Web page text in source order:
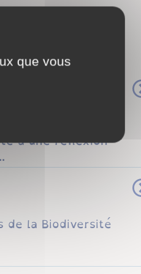
à une réflexion
de la Biodiversité
que vous